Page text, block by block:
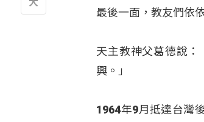
最後一面，教友們依
天主教神父葛德說：
興。」
1964年9月抵達台灣